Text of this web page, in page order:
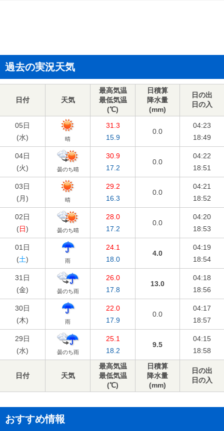
過去の実況天気
日付 天気
最高気温
最低気温
(℃)
日積算
降水量
(mm)
日の出
日の入
05日
(水) 晴
31.3
15.9
0.0
04:23
18:49
04日
(火) 曇のち晴
30.9
17.2
0.0
04:22
18:51
03日
(月) 晴
29.2
16.3
0.0
04:21
18:52
02日
(日) 曇のち晴
28.0
17.2
0.0
04:20
18:53
01日
(土) 雨
24.1
18.0
4.0
04:19
18:54
31日
(金) 曇のち雨
26.0
17.8
13.0
04:18
18:56
30日
(木) 雨
22.0
17.9
0.0
04:17
18:57
29日
(水) 曇のち雨
25.1
18.2
9.5
04:15
18:58
日付 天気
最高気温
最低気温
(℃)
日積算
降水量
(mm)
日の出
日の入
おすすめ情報